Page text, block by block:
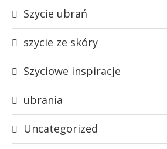
Szycie ubrań
szycie ze skóry
Szyciowe inspiracje
ubrania
Uncategorized